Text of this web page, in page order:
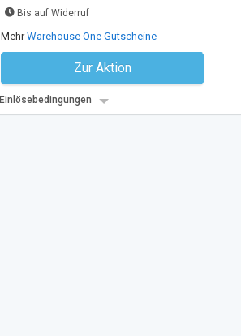
Bis auf Widerruf
MehrWarehouse One Gutscheine
Zur AktionKein Code notwendig
Einlösebedingungen